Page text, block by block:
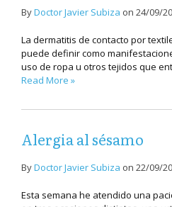
ByDoctor Javier Subiza on 24/09/
La dermatitis de contacto por
puede definir como
uso de ropa u otros tejidos que
Read More »
Alergia al sésamo
ByDoctor Javier Subiza on 22/09/
Esta semana he atendido una